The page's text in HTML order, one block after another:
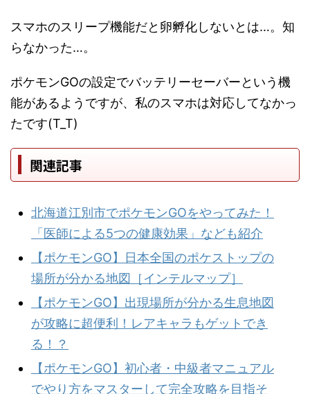
スマホのスリープ機能だと卵孵化しないとは…。知
らなかった…。
ポケモンGOの設定でバッテリーセーバーという機
能があるようですが、私のスマホは対応してなかっ
たです(T_T)
関連記事
北海道江別市でポケモンGOをやってみた！
「医師による5つの健康効果」なども紹介
【ポケモンGO】日本全国のポケストップの
場所が分かる地図［インテルマップ］
【ポケモンGO】出現場所が分かる生息地図
が攻略に超便利！レアキャラもゲットでき
る！？
【ポケモンGO】初心者・中級者マニュアル
でやり方をマスターして完全攻略を目指そ